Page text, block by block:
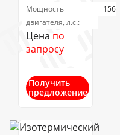
Мощность
двигателя, л.с.:
156
Цена по
запросу
Получить
предложение